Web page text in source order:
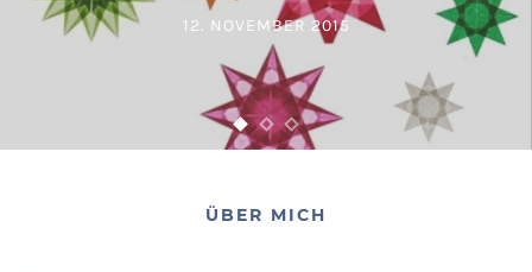
POSTED ON
12. NOVEMBER 2015
ÜBER MICH